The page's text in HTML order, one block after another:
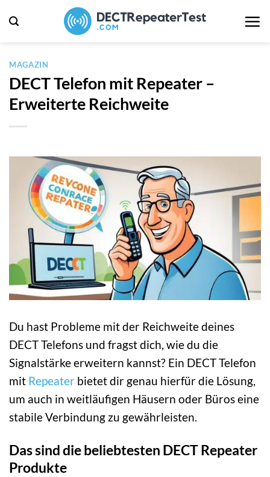
Inhalt
MAGAZIN
DECT Telefon mit Repeater –
Erweiterte Reichweite
Du hast Probleme mit der Reichweite deines
DECT Telefons und fragst dich, wie du die
Signalstärke erweitern kannst? Ein DECT Telefon
mit Repeater bietet dir genau hierfür die Lösung,
um auch in weitläufigen Häusern oder Büros eine
stabile Verbindung zu gewährleisten.
Das sind die beliebtesten DECT Repeater
Produkte